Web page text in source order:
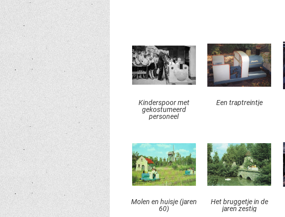
Kinderspoor met
gekostumeerd
personeel
Een traptreintje
Molen en huisje (jaren
60)
Het bruggetje in de
jaren zestig